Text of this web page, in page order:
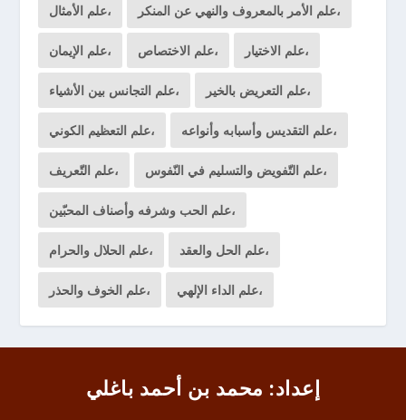
علم الأمثال، علم الأمر بالمعروف والنهي عن المنكر،
علم الإيمان، علم الاختصاص، علم الاختيار،
علم التجانس بين الأشياء، علم التعريض بالخير،
علم التعظيم الكوني، علم التقديس وأسبابه وأنواعه،
علم التّعريف، علم التّفويض والتسليم في النّفوس،
علم الحب وشرفه وأصناف المحبّين،
علم الحلال والحرام، علم الحل والعقد،
علم الخوف والحذر، علم الداء الإلهي،
إعداد: محمد بن أحمد باغلي